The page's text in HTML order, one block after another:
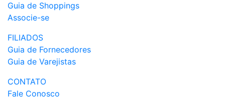
Guia de Shoppings
Associe-se
FILIADOS
Guia de Fornecedores
Guia de Varejistas
CONTATO
Fale Conosco